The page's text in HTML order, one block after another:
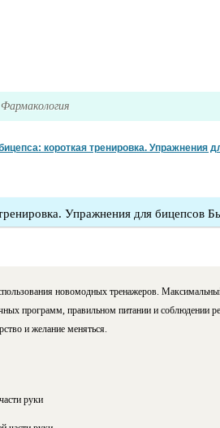
Фармакология
короткая тренировка. Упражнения
Упражнения для бицепсов
новомодных тренажеров. Максимальный
программ, правильном питании и соблюдении
и желание меняться.
руки